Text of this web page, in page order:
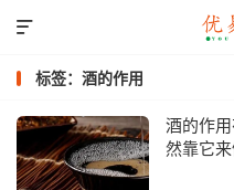

标签：酒的作用
酒的作
然靠它